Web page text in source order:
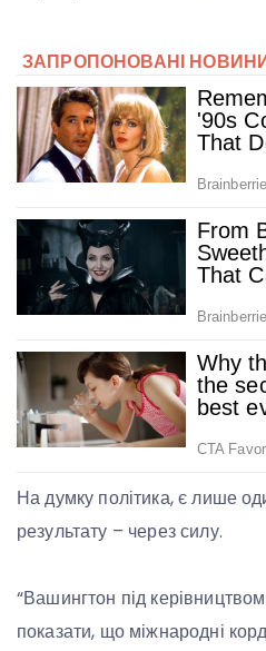
На думку політика, є лише
результату – через силу.
“Вашингтон під
показати, що міжнародні